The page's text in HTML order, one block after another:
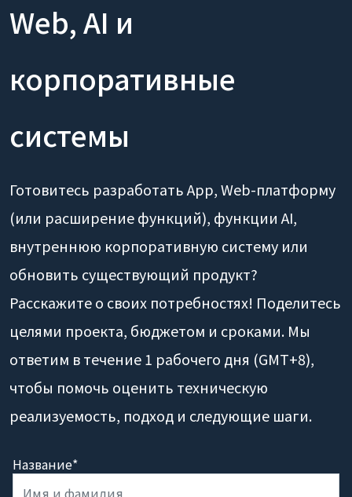
Web, AI и
корпоративные
системы
Готовитесь разработать App, Web-платформу
(или расширение функций), функции AI,
внутреннюю корпоративную систему или
обновить существующий продукт?
Расскажите о своих потребностях! Поделитесь
целями проекта, бюджетом и сроками. Мы
ответим в течение 1 рабочего дня (GMT+8),
чтобы помочь оценить техническую
реализуемость, подход и следующие шаги.
Название*